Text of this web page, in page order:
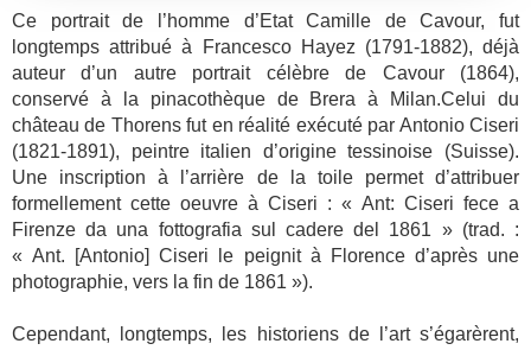
Ce portrait de l’homme d’Etat Camille de Cavour, fut
longtemps attribué à Francesco Hayez (1791-1882), déjà
auteur d’un autre portrait célèbre de Cavour (1864),
conservé à la pinacothèque de Brera à Milan.Celui du
château de Thorens fut en réalité exécuté par Antonio Ciseri
(1821-1891), peintre italien d’origine tessinoise (Suisse).
Une inscription à l’arrière de la toile permet d’attribuer
formellement cette oeuvre à Ciseri : « Ant: Ciseri fece a
Firenze da una fottografia sul cadere del 1861 » (trad. :
« Ant. [Antonio] Ciseri le peignit à Florence d’après une
photographie, vers la fin de 1861 »).
Cependant, longtemps, les historiens de l’art s’égarèrent,